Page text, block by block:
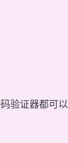
验证器都可以